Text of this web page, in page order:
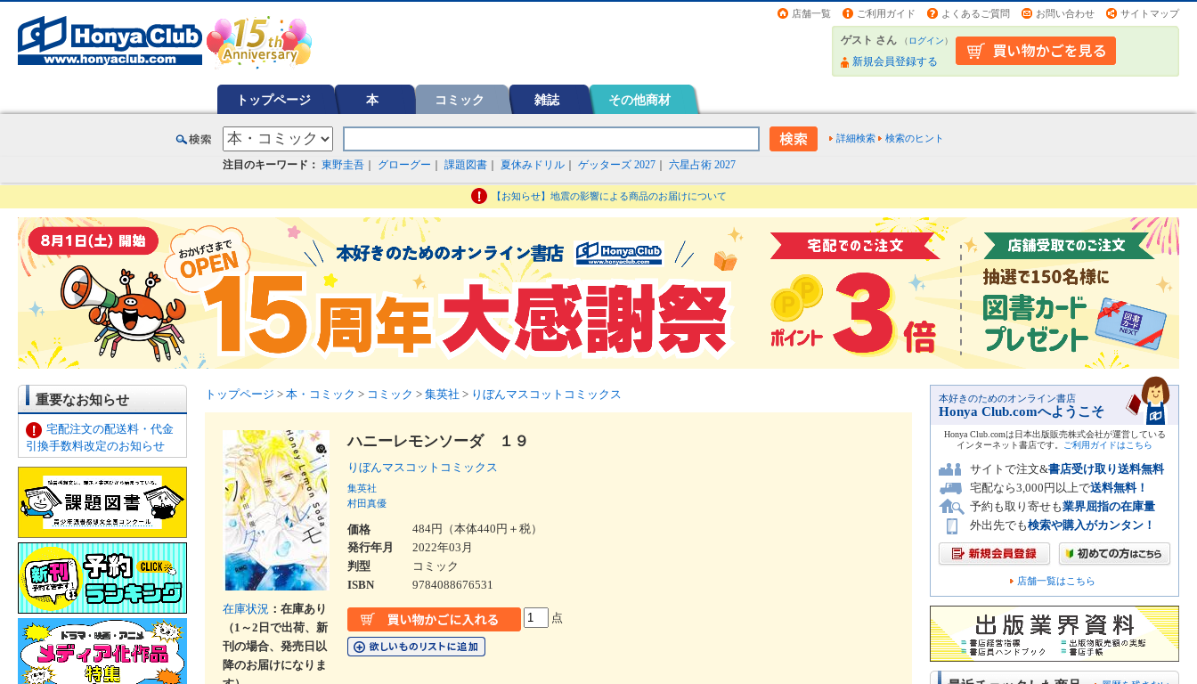
店舗一覧 ご利用ガイド よくあるご質問 お問い合わせ サイトマップ
ゲスト さん （ログイン）
新規会員登録する
トップページ 本 コミック 雑誌 その他商材
詳細検索 検索のヒント
注目のキーワード： 東野圭吾 グローグー 課題図書 夏休みドリル ゲッターズ 2027 六星占術 2027
【お知らせ】地震の影響による商品のお届けについて
重要なお知らせ
宅配注文の配送料・代金
引換手数料改定のお知らせ
トップページ > 本・コミック > コミック > 集英社 > りぼんマスコットコミックス
在庫状況 ：在庫あり
（1～2日で出荷、新
刊の場合、発売日以
降のお届けになりま
ハニーレモンソーダ １９
りぼんマスコットコミックス
集英社
村田真優
価格
484円（本体440円＋税）
発行年月
2022年03月
判型
コミック
ISBN
9784088676531
点
本好きのためのオンライン書店
Honya Club.comへようこそ
Honya Club.comは日本出版販売株式会社が運営している
インターネット書店です。
ご利用ガイドはこちら
サイトで注文&書店受け取り送料無料
宅配なら3,000円以上で送料無料！
予約も取り寄せも業界屈指の在庫量
外出先でも検索や購入がカンタン！
店舗一覧はこちら